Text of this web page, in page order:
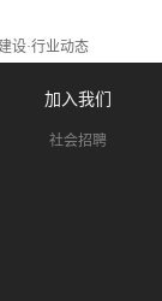
设·行业动态
加入我们
社会招聘